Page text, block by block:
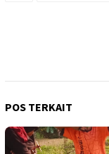
POS TERKAIT